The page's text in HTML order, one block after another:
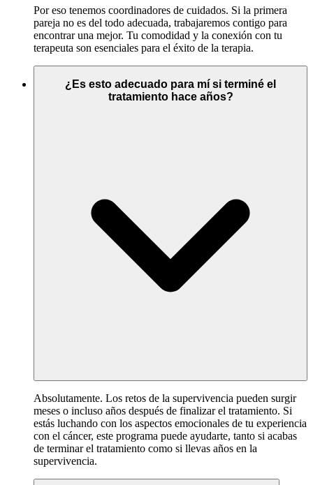
Por eso tenemos coordinadores de cuidados. Si la primera
pareja no es del todo adecuada, trabajaremos contigo para
encontrar una mejor. Tu comodidad y la conexión con tu
terapeuta son esenciales para el éxito de la terapia.
¿Es esto adecuado para mí si terminé el
tratamiento hace años?
Absolutamente. Los retos de la supervivencia pueden surgir
meses o incluso años después de finalizar el tratamiento. Si
estás luchando con los aspectos emocionales de tu experiencia
con el cáncer, este programa puede ayudarte, tanto si acabas
de terminar el tratamiento como si llevas años en la
supervivencia.